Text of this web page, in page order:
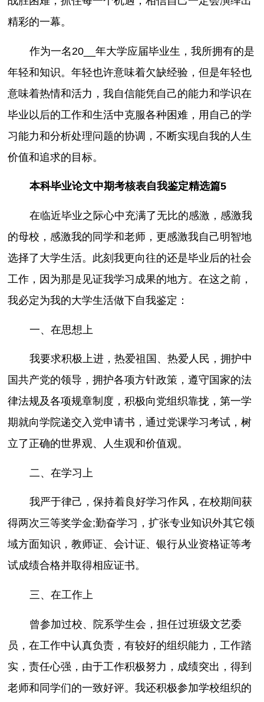
精彩的一幕。
作为一名20__年大学应届毕业生，我所拥有的是
年轻和知识。年轻也许意味着欠缺经验，但是年轻也
意味着热情和活力，我自信能凭自己的能力和学识在
毕业以后的工作和生活中克服各种困难，用自己的学
习能力和分析处理问题的协调，不断实现自我的人生
价值和追求的目标。
本科毕业论文中期考核表自我鉴定精选篇5
在临近毕业之际心中充满了无比的感激，感激我
的母校，感激我的同学和老师，更感激我自己明智地
选择了大学生活。此刻我更向往的还是毕业后的社会
工作，因为那是见证我学习成果的地方。在这之前，
我必定为我的大学生活做下自我鉴定：
一、在思想上
我要求积极上进，热爱祖国、热爱人民，拥护中
国共产党的领导，拥护各项方针政策，遵守国家的法
律法规及各项规章制度，积极向党组织靠拢，第一学
期就向学院递交入党申请书，通过党课学习考试，树
立了正确的世界观、人生观和价值观。
二、在学习上
我严于律己，保持着良好学习作风，在校期间获
得两次三等奖学金;勤奋学习，扩张专业知识外其它领
域方面知识，教师证、会计证、银行从业资格证等考
试成绩合格并取得相应证书。
三、在工作上
曾参加过校、院系学生会，担任过班级文艺委
员，在工作中认真负责，有较好的组织能力，工作踏
实，责任心强，由于工作积极努力，成绩突出，得到
老师和同学们的一致好评。我还积极参加学校组织的